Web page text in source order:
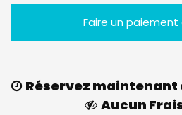
Faire un paiement
Réservez maintenant
Aucun